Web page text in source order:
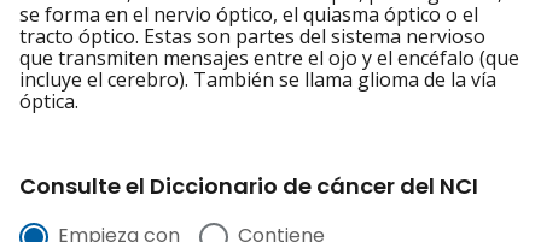
se forma en el nervio óptico, el quiasma óptico o el
tracto óptico. Estas son partes del sistema nervioso
que transmiten mensajes entre el ojo y el encéfalo (que
incluye el cerebro). También se llama glioma de la vía
óptica.
Consulte el Diccionario de cáncer del NCI
Empieza con Contiene